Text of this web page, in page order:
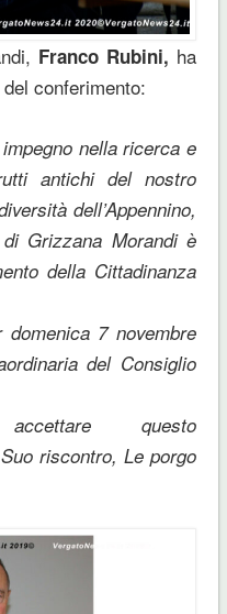
Franco Rubini, ha
conferimento:
nella ricerca e
antichi del nostro
dell’Appennino,
Grizzana Morandi è
della Cittadinanza
7 novembre
del Consiglio
questo
riscontro, Le porgo